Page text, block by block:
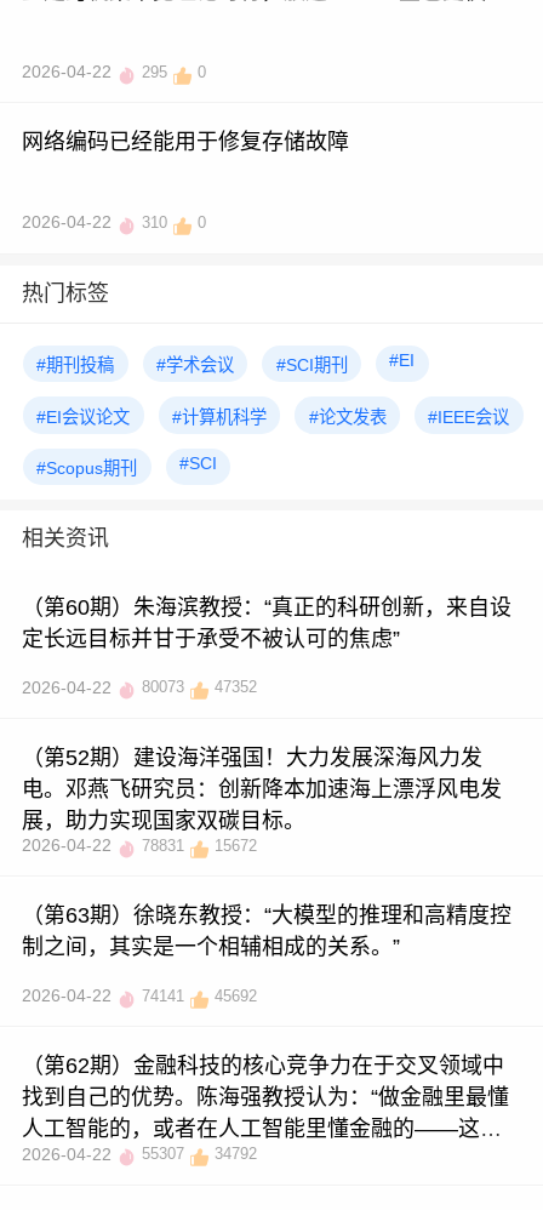
2026-04-22 295 0
网络编码已经能用于修复存储故障
2026-04-22 310 0
热门标签
#期刊投稿 #学术会议 #SCI期刊 #EI
#EI会议论文 #计算机科学 #论文发表 #IEEE会议
#Scopus期刊 #SCI
相关资讯
（第60期）朱海滨教授：“真正的科研创新，来自设
定长远目标并甘于承受不被认可的焦虑”
2026-04-22 80073 47352
（第52期）建设海洋强国！大力发展深海风力发
电。邓燕飞研究员：创新降本加速海上漂浮风电发
展，助力实现国家双碳目标。
2026-04-22 78831 15672
（第63期）徐晓东教授：“大模型的推理和高精度控
制之间，其实是一个相辅相成的关系。”
2026-04-22 74141 45692
（第62期）金融科技的核心竞争力在于交叉领域中
找到自己的优势。陈海强教授认为：“做金融里最懂
人工智能的，或者在人工智能里懂金融的——这就
是你的比较优势。”
2026-04-22 55307 34792